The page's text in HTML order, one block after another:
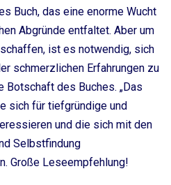
Buch, das eine enorme Wucht
Abgründe entfaltet. Aber um
ist es notwendig, sich
schmerzlichen Erfahrungen zu
des Buches. „Das
sich für tiefgründige und
und die sich mit den
Selbstfindung
Große Leseempfehlung!